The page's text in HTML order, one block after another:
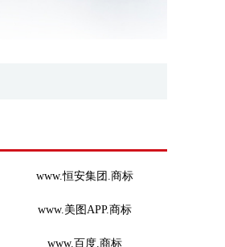
www.恒安集团.商标
www.美图APP.商标
www.百度.商标